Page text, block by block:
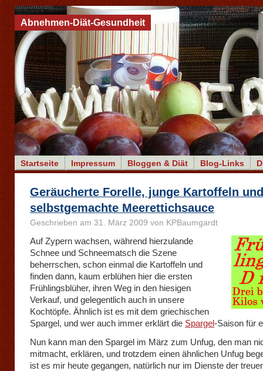
Startseite Impressum Bloggen & Diät Blog-Links
Abnehmen-Diät-Gesundheit
Geräucherte Forelle, junge Kartoffeln und
selbstgemachte Meerettichsauce
Geschrieben am 31. März 2009 von KPBaumgardt
Auf Zypern wachsen, während hierzulande
Schnee und Schneematsch die Szene
beherrschen, schon einmal die Kartoffeln und
finden dann, kaum erblühen hier die ersten
Frühlingsblüher, ihren Weg in den hiesigen
Verkauf, und gelegentlich auch in unsere
Kochtöpfe. Ähnlich ist es mit dem griechischen
Spargel, und wer auch immer erklärt die Spargel-Saison für
Nun kann man den Spargel im März zum Unfug, den man
mitmacht, erklären, und trotzdem einen ähnlichen Unfug
ist es mir heute gegangen, natürlich nur im Dienste der